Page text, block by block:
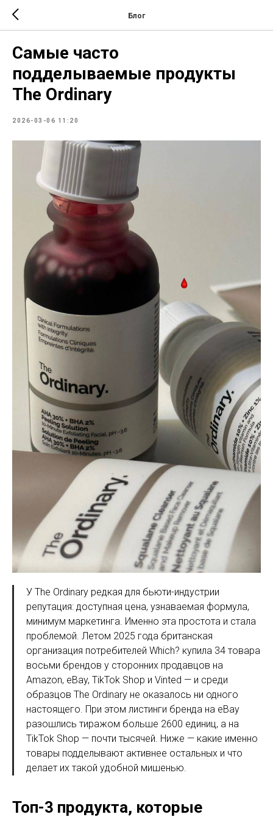
Блог
Самые часто
подделываемые продукты
The Ordinary
2026-03-06 11:20
У The Ordinary редкая для бьюти-индустрии
репутация: доступная цена, узнаваемая формула,
минимум маркетинга. Именно эта простота и стала
проблемой. Летом 2025 года британская
организация потребителей Which? купила 34 товара
восьми брендов у сторонних продавцов на
Amazon, eBay, TikTok Shop и Vinted — и среди
образцов The Ordinary не оказалось ни одного
настоящего. При этом листинги бренда на eBay
разошлись тиражом больше 2600 единиц, а на
TikTok Shop — почти тысячей. Ниже — какие именно
товары подделывают активнее остальных и что
делает их такой удобной мишенью.
Топ-3 продукта, которые